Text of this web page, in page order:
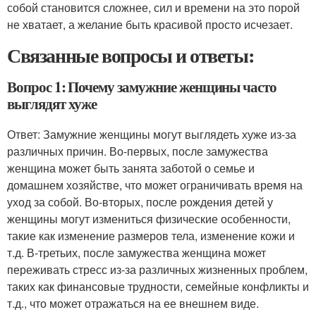
собой становится сложнее, сил и времени на это порой
не хватает, а желание быть красивой просто исчезает.
Связанные вопросы и ответы:
Вопрос 1: Почему замужние женщины часто
выглядят хуже
Ответ: Замужние женщины могут выглядеть хуже из-за
различных причин. Во-первых, после замужества
женщина может быть занята заботой о семье и
домашнем хозяйстве, что может ограничивать время на
уход за собой. Во-вторых, после рождения детей у
женщины могут измениться физические особенности,
такие как изменение размеров тела, изменение кожи и
т.д. В-третьих, после замужества женщина может
переживать стресс из-за различных жизненных проблем,
таких как финансовые трудности, семейные конфликты и
т.д., что может отражаться на ее внешнем виде.